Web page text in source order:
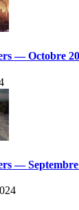
— Octobre
— Septembre